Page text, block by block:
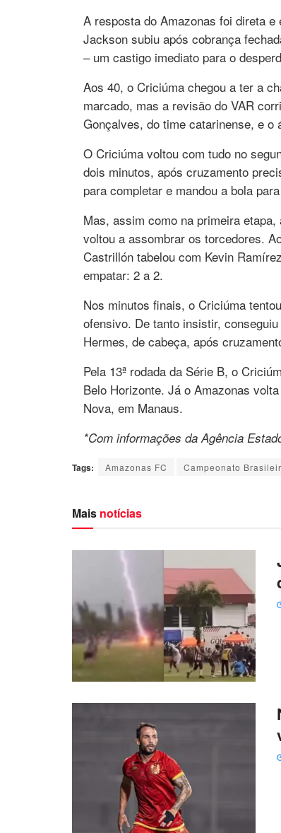
A resposta do Amazonas foi direta
Jackson subiu após cobrança
– um castigo imediato para o
Aos 40, o Criciúma chegou a ter a
marcado, mas a revisão do VAR
Gonçalves, do time catarinense, e o
O Criciúma voltou com tudo no
dois minutos, após cruzamento
para completar e mandou a bola
Mas, assim como na primeira
voltou a assombrar os torcedores.
Castrillón tabelou com Kevin
empatar: 2 a 2.
Nos minutos finais, o Criciúma
ofensivo. De tanto insistir,
Hermes, de cabeça, após
Pela 13ª rodada da Série B, o
Belo Horizonte. Já o Amazonas
Nova, em Manaus.
*Com informações da Agência
Tags: Amazonas FC Campeonato
Mais notícias